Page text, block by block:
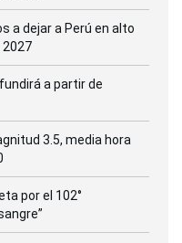
a dejar a Perú en alto
a partir de
3.5, media hora
por el 102°